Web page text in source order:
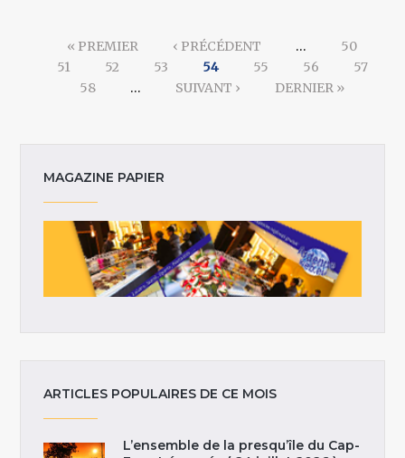
« PREMIER ‹ PRÉCÉDENT …
50
51
52 53 54 55 56
57
58
… SUIVANT › DERNIER »
MAGAZINE PAPIER
ARTICLES POPULAIRES DE CE MOIS
L’ensemble de la presqu’île du Cap-